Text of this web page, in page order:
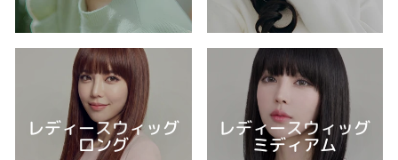
レディースウィッグ
ロング
レディースウィッグ
ミディアム